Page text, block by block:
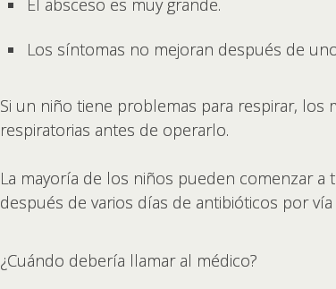
El absceso es muy grande.
Los síntomas no mejoran después de
Si un niño tiene problemas para respirar,
respiratorias antes de operarlo.
La mayoría de los niños pueden comenzar
después de varios días de antibióticos por vía
¿Cuándo debería llamar al médico?